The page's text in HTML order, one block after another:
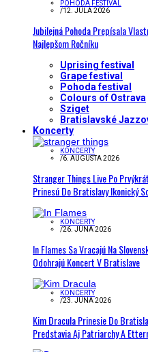
POHODA FESTIVAL
/12. JÚLA 2026
Jubilejná Pohoda Prepísala
Najlepšom Ročníku
Uprising festival
Grape festival
Pohoda festival
Colours of Ostrava
Sziget
Bratislavské
Koncerty
KONCERTY
/6. AUGUSTA 2026
Stranger Things Live Po
Prinesú Do Bratislavy Ikonický
KONCERTY
/26. JÚNA 2026
In Flames Sa Vracajú Na
Odohrajú Koncert V Bratislave
KONCERTY
/23. JÚNA 2026
Kim Dracula Prinesie Do
Predstavia Aj Patriarchy A